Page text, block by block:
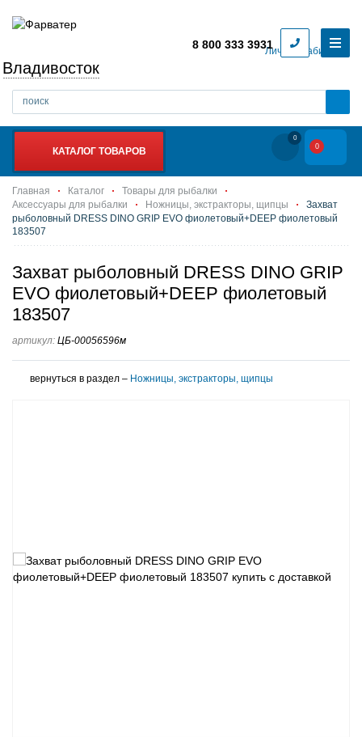
Личный кабинет
Владивосток
8 800 333 3931
КАТАЛОГ ТОВАРОВ
0
0
Главная Каталог
Товары для рыбалки
Аксессуары для рыбалки
Ножницы, экстракторы, щипцы
Захват
рыболовный DRESS DINO GRIP EVO фиолетовый+DEEP фиолетовый
183507
Захват рыболовный DRESS DINO GRIP
EVO фиолетовый+DEEP фиолетовый
183507
артикул: ЦБ-00056596м
вернуться в раздел – Ножницы, экстракторы, щипцы